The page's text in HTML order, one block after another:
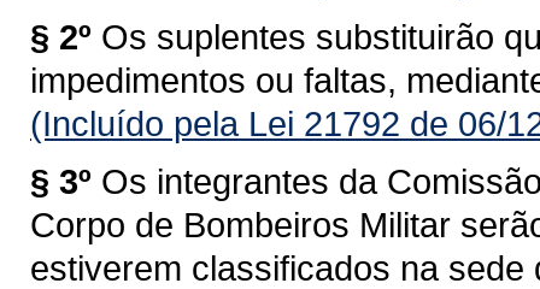
§ 2º Os suplentes substituirão
impedimentos ou faltas,
(Incluído pela Lei 21792 de 06/
§ 3º Os integrantes da
Corpo de Bombeiros Militar
estiverem classificados na